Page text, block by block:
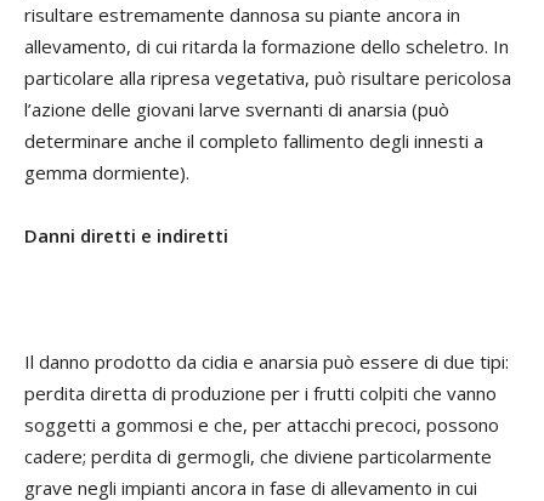
risultare estremamente dannosa su piante ancora in
allevamento, di cui ritarda la formazione dello scheletro. In
particolare alla ripresa vegetativa, può risultare pericolosa
l’azione delle giovani larve svernanti di anarsia (può
determinare anche il completo fallimento degli innesti a
gemma dormiente).
Danni diretti e indiretti
Il danno prodotto da cidia e anarsia può essere di due tipi:
perdita diretta di produzione per i frutti colpiti che vanno
soggetti a gommosi e che, per attacchi precoci, possono
cadere; perdita di germogli, che diviene particolarmente
grave negli impianti ancora in fase di allevamento in cui